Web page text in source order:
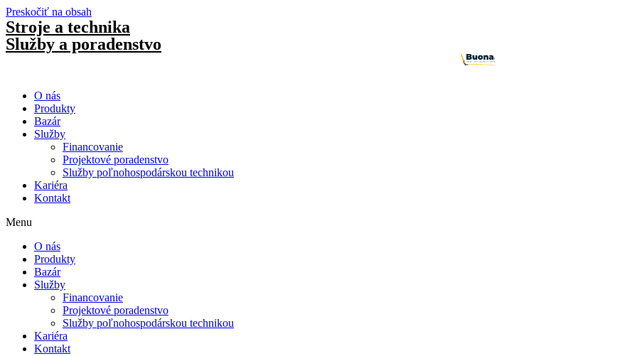
Preskočiť na obsah
Stroje a technika
Služby a poradenstvo
O nás
Produkty
Bazár
Služby
Financovanie
Projektové poradenstvo
Služby poľnohospodárskou technikou
Kariéra
Kontakt
Menu
O nás
Produkty
Bazár
Služby
Financovanie
Projektové poradenstvo
Služby poľnohospodárskou technikou
Kariéra
Kontakt